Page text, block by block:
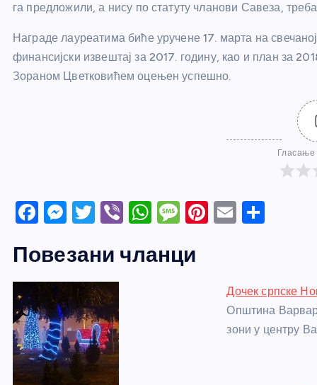
га предложили, а нису по статуту чланови Савеза,
Награде лауреатима биће уручене 17. марта на
финансијски извештај за 2017. годину, као и план за
Зораном Цветковићем оцењен успешно.
Гласање
F
c
e
b
o
o
k
M
ss
e
n
g
er
T
itt
er
Vi
er
W
at
M
ss
Pi
st
E
Повезани чланци
Дочек српске
Општина
зони у центру